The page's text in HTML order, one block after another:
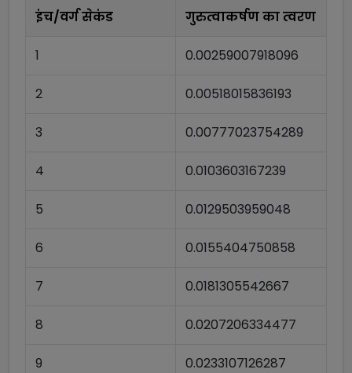
इंच/वर्ग सेकंड गुरुत्वाकर्षण का त्वरण
1 0.00259007918096
2 0.00518015836193
3 0.00777023754289
4 0.0103603167239
5 0.0129503959048
6 0.0155404750858
7 0.0181305542667
8 0.0207206334477
9 0.0233107126287